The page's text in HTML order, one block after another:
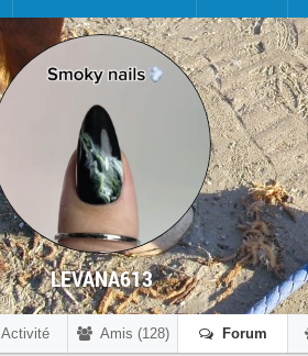
LEVANA613
Activité Amis (128) Forum